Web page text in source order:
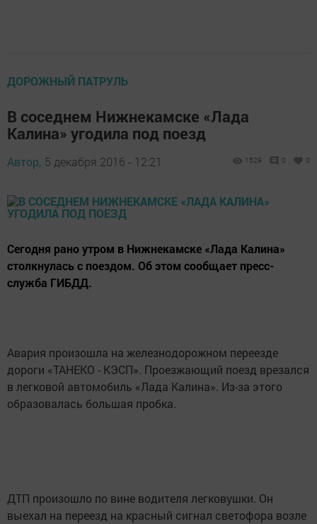
ДОРОЖНЫЙ ПАТРУЛЬ
В соседнем Нижнекамске «Лада
Калина» угодила под поезд
Автор, 5 декабря 2016 - 12:21 1529 0 0
Сегодня рано утром в Нижнекамске «Лада Калина»
столкнулась с поездом. Об этом сообщает пресс-
служба ГИБДД.
Авария произошла на железнодорожном переезде
дороги «ТАНЕКО - КЭСП». Проезжающий поезд врезался
в легковой автомобиль «Лада Калина». Из-за этого
образовалась большая пробка.
ДТП произошло по вине водителя легковушки. Он
выехал на переезд на красный сигнал светофора возле